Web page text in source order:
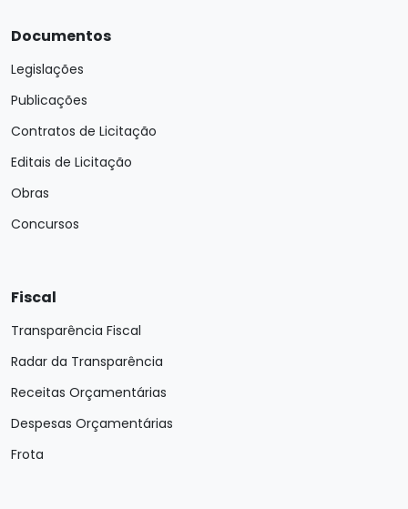
Documentos
Legislações
Publicações
Contratos de Licitação
Editais de Licitação
Obras
Concursos
Fiscal
Transparência Fiscal
Radar da Transparência
Receitas Orçamentárias
Despesas Orçamentárias
Frota